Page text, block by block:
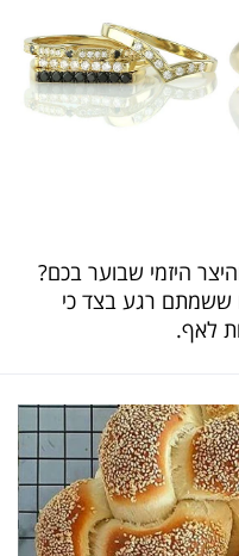
היזמי שבוער בכם?
ששמתם רגע בצד כי
לאף.